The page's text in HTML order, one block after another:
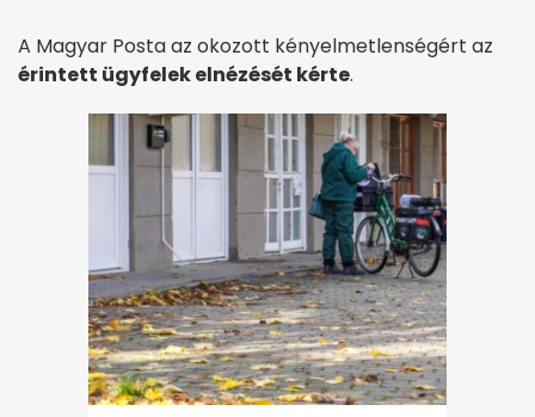
A Magyar Posta az okozott kényelmetlenségért az
érintett ügyfelek elnézését kérte.